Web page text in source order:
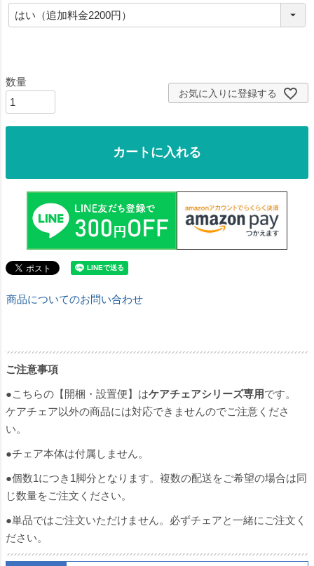
お気に入りに登録する
カートに入れる
商品についてのお問い合わせ
ご注意事項
●こちらの【開梱・設置便】はケアチェアシリーズ専用です。
ケアチェア以外の商品には対応できませんのでご注意くださ
い。
●チェア本体は付属しません。
●個数1につき1脚分となります。複数の配送をご希望の場合は同
じ数量をご注文ください。
●単品ではご注文いただけません。必ずチェアと一緒にご注文く
ださい。